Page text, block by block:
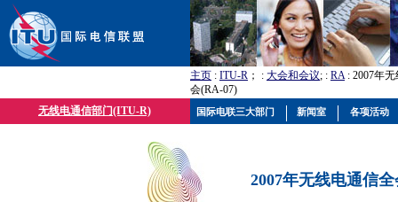
主页 : ITU-R ； : 大会和会议; : RA: 2007年
会(RA-07)
无线电通信部门(ITU-R)
2007年无线电通信
国际电联三大部门 新闻室 各项活动